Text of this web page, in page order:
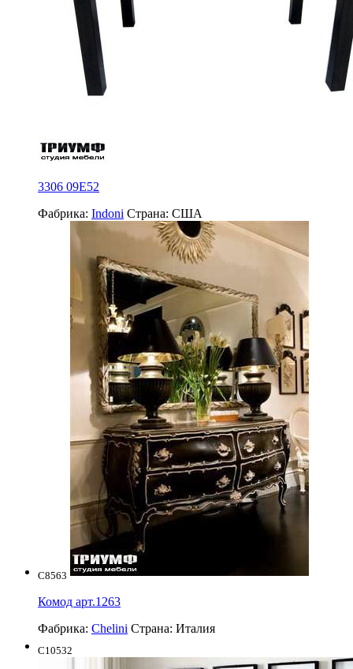
3306 09E52
Фабрика: Indoni Страна: США
C8563
Комод арт.1263
Фабрика: Chelini Страна: Италия
C10532